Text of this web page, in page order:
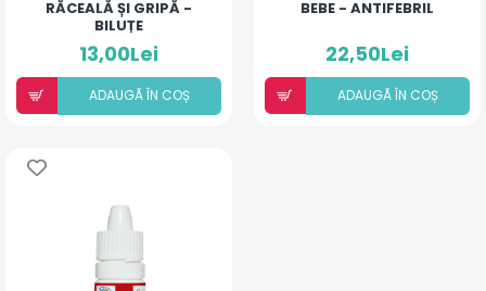
RĂCEALĂ ȘI GRIPĂ -
BILUȚE
13,00Lei
ADAUGÃ ÎN COȘ
BEBE - ANTIFEBRIL
22,50Lei
ADAUGÃ ÎN COȘ